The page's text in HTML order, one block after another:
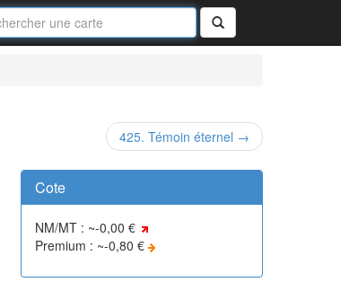
Rechercher
425. Témoin éternel →
Cote
NM/MT : ~-0,00 €
Premium : ~-0,80 €